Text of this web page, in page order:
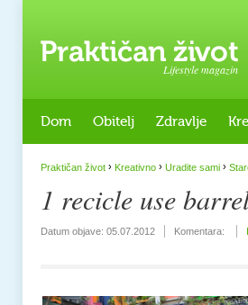
Lifestyle magazin
Dom Obitelj Zdravlje
Praktičan život › Kreativno › Uradite sami ›
1 recicle use
Datum objave: 05.07.2012 Komentara: